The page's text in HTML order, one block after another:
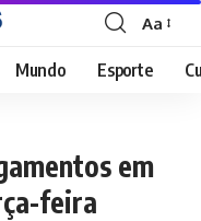
Font
Resizer
Aa
Mundo Esporte
em
feira